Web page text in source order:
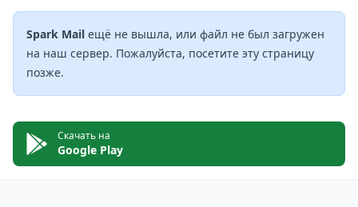
Плюсы:
Удобный и интуитивно понятный интерфейс
Поддержка многих почтовых сервисов, включая
Gmail, Yahoo, Outlook и другие
Возможность настройки уведомлений для
конкретных писем или отправителей
Наличие «умного» поиска, который автоматически
предлагает варианты поиска по ключевым словам,
Spark Mail ещё не вышла, или файл не был загружен
на наш сервер. Пожалуйста, посетите эту страницу
позже.
Скачать на
Google Play